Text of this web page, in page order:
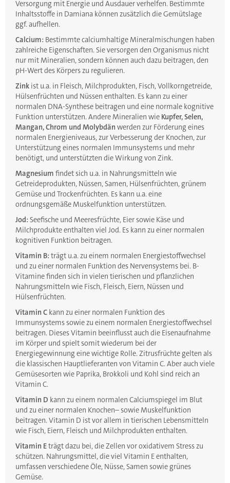
Versorgung mit Energie und Ausdauer verhelfen. Bestimmte
Inhaltsstoffe in Damiana können zusätzlich die Gemütslage
ggf. aufhellen.
Calcium: Bestimmte calciumhaltige Mineralmischungen haben
zahlreiche Eigenschaften. Sie versorgen den Organismus nicht
nur mit Mineralien, sondern können auch dazu beitragen, den
pH-Wert des Körpers zu regulieren.
Zink ist u.a. in Fleisch, Milchprodukten, Fisch, Vollkorngetreide,
Hülsenfrüchten und Nüssen enthalten. Es kann zu einer
normalen DNA-Synthese beitragen und eine normale kognitive
Funktion unterstützen. Andere Mineralien wie Kupfer, Selen,
Mangan, Chrom und Molybdän werden zur Förderung eines
normalen Energieniveaus, zur Verbesserung der Knochen, zur
Unterstützung eines normalen Immunsystems und mehr
benötigt, und unterstützten die Wirkung von Zink.
Magnesium findet sich u.a. in Nahrungsmitteln wie
Getreideprodukten, Nüssen, Samen, Hülsenfrüchten, grünem
Gemüse und Trockenfrüchten. Es kann u.a. eine
ordnungsgemäße Muskelfunktion unterstützen.
Jod: Seefische und Meeresfrüchte, Eier sowie Käse und
Milchprodukte enthalten viel Jod. Es kann zu einer normalen
kognitiven Funktion beitragen.
Vitamin B: trägt u.a. zu einem normalen Energiestoffwechsel
und zu einer normalen Funktion des Nervensystems bei. B-
Vitamine finden sich in vielen tierischen und pflanzlichen
Nahrungsmitteln wie Fisch, Fleisch, Eiern, Nüssen und
Hülsenfrüchten.
Vitamin C kann zu einer normalen Funktion des
Immunsystems sowie zu einem normalen Energiestoffwechsel
beitragen. Dieses Vitamin beeinflusst auch die Eisenaufnahme
im Körper und spielt somit wiederum bei der
Energiegewinnung eine wichtige Rolle. Zitrusfrüchte gelten als
die klassischen Hauptlieferanten von Vitamin C. Aber auch viele
Gemüsesorten wie Paprika, Brokkoli und Kohl sind reich an
Vitamin C.
Vitamin D kann zu einem normalen Calciumspiegel im Blut
und zu einer normalen Knochen– sowie Muskelfunktion
beitragen. Vitamin D ist vor allem in tierischen Lebensmitteln
wie Fisch, Eiern, Fleisch und Milchprodukten enthalten.
Vitamin Eträgt dazu bei, die Zellen vor oxidativem Stress zu
schützen. Nahrungsmittel, die viel Vitamin E enthalten,
umfassen verschiedene Öle, Nüsse, Samen sowie grünes
Gemüse.